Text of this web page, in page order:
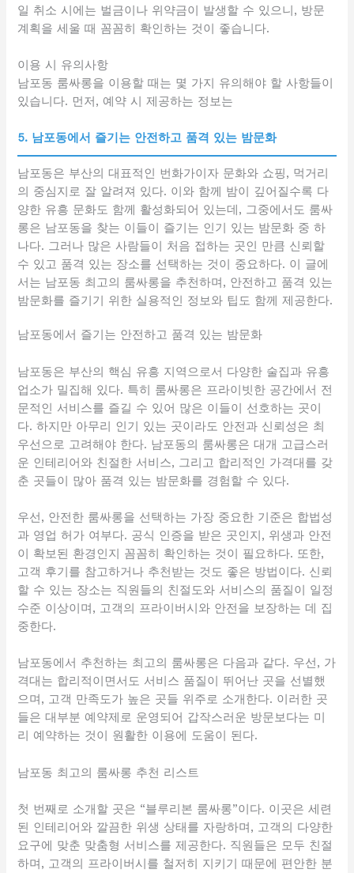
일 취소 시에는 벌금이나 위약금이 발생할 수 있으니, 방문
계획을 세울 때 꼼꼼히 확인하는 것이 좋습니다.
이용 시 유의사항
남포동 룸싸롱을 이용할 때는 몇 가지 유의해야 할 사항들이
있습니다. 먼저, 예약 시 제공하는 정보는
5. 남포동에서 즐기는 안전하고 품격 있는 밤문화
남포동은 부산의 대표적인 번화가이자 문화와 쇼핑, 먹거리
의 중심지로 잘 알려져 있다. 이와 함께 밤이 깊어질수록 다
양한 유흥 문화도 함께 활성화되어 있는데, 그중에서도 룸싸
롱은 남포동을 찾는 이들이 즐기는 인기 있는 밤문화 중 하
나다. 그러나 많은 사람들이 처음 접하는 곳인 만큼 신뢰할
수 있고 품격 있는 장소를 선택하는 것이 중요하다. 이 글에
서는 남포동 최고의 룸싸롱을 추천하며, 안전하고 품격 있는
밤문화를 즐기기 위한 실용적인 정보와 팁도 함께 제공한다.
남포동에서 즐기는 안전하고 품격 있는 밤문화
남포동은 부산의 핵심 유흥 지역으로서 다양한 술집과 유흥
업소가 밀집해 있다. 특히 룸싸롱은 프라이빗한 공간에서 전
문적인 서비스를 즐길 수 있어 많은 이들이 선호하는 곳이
다. 하지만 아무리 인기 있는 곳이라도 안전과 신뢰성은 최
우선으로 고려해야 한다. 남포동의 룸싸롱은 대개 고급스러
운 인테리어와 친절한 서비스, 그리고 합리적인 가격대를 갖
춘 곳들이 많아 품격 있는 밤문화를 경험할 수 있다.
우선, 안전한 룸싸롱을 선택하는 가장 중요한 기준은 합법성
과 영업 허가 여부다. 공식 인증을 받은 곳인지, 위생과 안전
이 확보된 환경인지 꼼꼼히 확인하는 것이 필요하다. 또한,
고객 후기를 참고하거나 추천받는 것도 좋은 방법이다. 신뢰
할 수 있는 장소는 직원들의 친절도와 서비스의 품질이 일정
수준 이상이며, 고객의 프라이버시와 안전을 보장하는 데 집
중한다.
남포동에서 추천하는 최고의 룸싸롱은 다음과 같다. 우선, 가
격대는 합리적이면서도 서비스 품질이 뛰어난 곳을 선별했
으며, 고객 만족도가 높은 곳들 위주로 소개한다. 이러한 곳
들은 대부분 예약제로 운영되어 갑작스러운 방문보다는 미
리 예약하는 것이 원활한 이용에 도움이 된다.
남포동 최고의 룸싸롱 추천 리스트
첫 번째로 소개할 곳은 “블루리본 룸싸롱”이다. 이곳은 세련
된 인테리어와 깔끔한 위생 상태를 자랑하며, 고객의 다양한
요구에 맞춘 맞춤형 서비스를 제공한다. 직원들은 모두 친절
하며, 고객의 프라이버시를 철저히 지키기 때문에 편안한 분